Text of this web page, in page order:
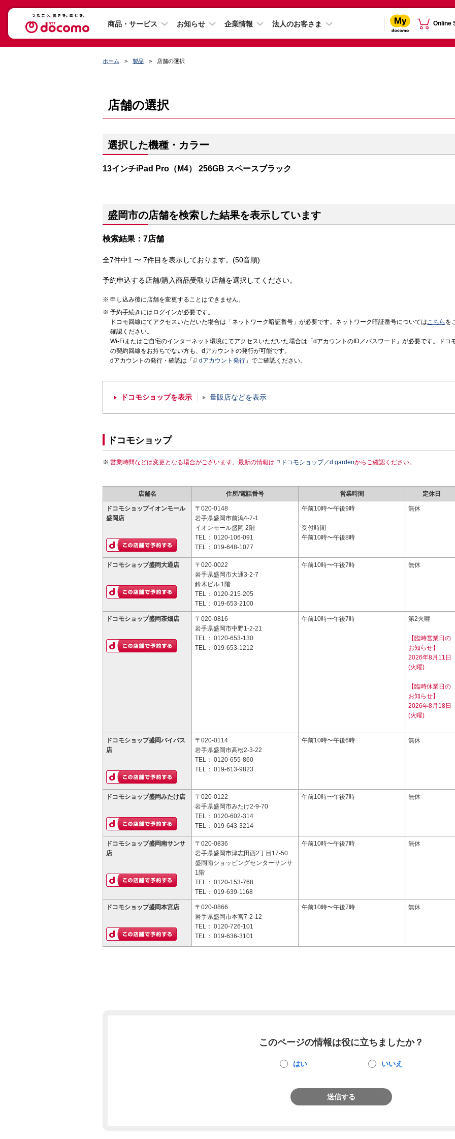
商品・サービス お知らせ 企業情報 法人のお客さま Online
ホーム 製品 店舗の選択
店舗の選択
選択した機種・カラー
13インチiPad Pro（M4） 256GB スペースブラック
盛岡市の店舗を検索した結果を表示しています
検索結果：7店舗
全7件中1 〜 7件目を表示しております。(50音順)
予約申込する店舗/購入商品受取り店舗を選択してください。
申し込み後に店舗を変更することはできません。
予約手続きにはログインが必要です。
ドコモ回線にてアクセスいただいた場合は「ネットワーク暗証番号」が必要です。ネットワーク暗証番号についてはこちら を
確認ください。
Wi-Fiまたはご自宅のインターネット環境にてアクセスいただいた場合は「dアカウントのID／パスワード」が必要です。ドコ
の契約回線をお持ちでない方も、dアカウントの発行が可能です。
dアカウントの発行・確認は「
dアカウント発行 」でご確認ください。
ドコモショップを表示 量販店などを表示
ドコモショップ
営業時間などは変更となる場合がございます。最新の情報は ドコモショップ／d gardenからご確認ください。
店舗名 住所/電話番号 営業時間 定休日
ドコモショップイオンモール
盛岡店
〒020-0148
岩手県盛岡市前潟4-7-1
イオンモール盛岡 2階
TEL： 0120-106-091
TEL： 019-648-1077
午前10時〜午後9時
受付時間
午前10時〜午後8時
無休
ドコモショップ盛岡大通店
〒020-0022
岩手県盛岡市大通3-2-7
鈴木ビル 1階
TEL： 0120-215-205
TEL： 019-653-2100
午前10時〜午後7時 無休
ドコモショップ盛岡茶畑店
〒020-0816
岩手県盛岡市中野1-2-21
TEL： 0120-653-130
TEL： 019-653-1212
午前10時〜午後7時 第2火曜
【臨時営業日の
お知らせ】
2026年8月11日
(火曜)
【臨時休業日の
お知らせ】
2026年8月18日
(火曜)
ドコモショップ盛岡バイパス
店
〒020-0114
岩手県盛岡市高松2-3-22
TEL： 0120-655-860
TEL： 019-613-9823
午前10時〜午後6時 無休
ドコモショップ盛岡みたけ店
〒020-0122
岩手県盛岡市みたけ2-9-70
TEL： 0120-602-314
TEL： 019-643-3214
午前10時〜午後7時 無休
ドコモショップ盛岡南サンサ
店
〒020-0836
岩手県盛岡市津志田西2丁目17-50
盛岡南ショッピングセンターサンサ
1階
TEL： 0120-153-768
TEL： 019-639-1168
午前10時〜午後7時 無休
ドコモショップ盛岡本宮店
〒020-0866
岩手県盛岡市本宮7-2-12
TEL： 0120-726-101
TEL： 019-636-3101
午前10時〜午後7時 無休
このページの情報は役に立ちましたか？
はい いいえ
送信する